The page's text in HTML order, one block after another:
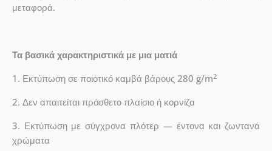
μεταφορά.
Τα βασικά χαρακτηριστικά με μια ματιά
1. Εκτύπωση σε ποιοτικό καμβά βάρους 280 g/m2
2. Δεν απαιτείται πρόσθετο πλαίσιο ή κορνίζα
3. Εκτύπωση με σύγχρονα πλότερ — έντονα και ζωντανά
χρώματα